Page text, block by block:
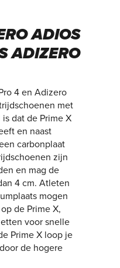
ADIOS
ADIZERO
4 en Adizero
met
dat de Prime X
en naast
carbonplaat
zijn
en mag de
4 cm. Atleten
mogen
de Prime X,
voor snelle
Prime X loop je
de hogere